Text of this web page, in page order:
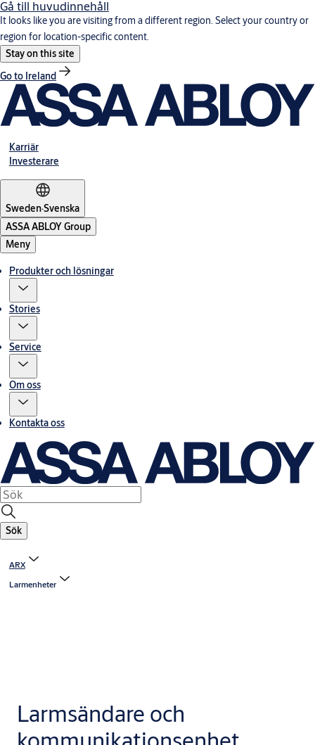
Gå till huvudinnehåll
It looks like you are visiting from a different region. Select your country or
region for location-specific content.
Stay on this site
Go to Ireland
Karriär
Investerare
Sweden·Svenska
ASSA ABLOY Group
Meny
Produkter och lösningar
Stories
Service
Om oss
Kontakta oss
Sök
ARX
Larmenheter
Larmsändare och